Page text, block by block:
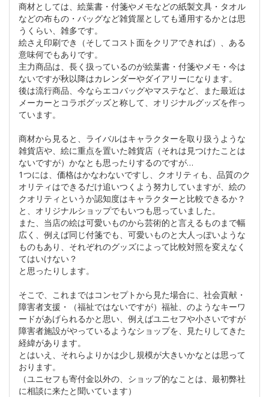
商材としては、絵葉書・付箋やメモなどの紙製文具・タオル
などの布もの・バッグなど雑貨屋としても通用するかとは思
うくらい、雑多です。
絵さえ印刷でき（そしてコスト面をクリアできれば）、ある
意味何でもありです。
主力商品は、長く扱っているのが絵葉書・付箋やメモ・今は
ないですが秋以降はカレンダーやダイアリーになります。
後は流行商品、今ならエコバッグやマステなど、また最近は
メーカーとコラボグッズと称して、オリジナルグッズを作っ
ています。
商材から見ると、ライバルはキャラクターを取り扱うような
雑貨店や、絵に重点を置いた雑貨店（それは見つけたことは
ないですが）かなとも思ったりするのですが…
1つには、価格はかなわないですし、クオリティも、品質のク
オリティはできるだけ追いつくよう努力していますが、絵の
クオリティというか認知度はキャラクターと比較できるか？
と、オリジナルショップでもいつも思っていました。
また、当店の絵は可愛いものから芸術的と言えるものまで幅
広く、例えば同じ付箋でも、可愛いものと大人っぽいような
ものもあり、それぞれのグッズによって比較対照を変えなく
てはいけない？
と思ったりします。
そこで、これまではコンセプトから見た場合に、社会貢献・
障害者支援・（福祉ではないですが）福祉、のようなキーワ
ードがあげられるかと思い、例えばユニセフや小さいですが
障害者施設がやっているようなショップを、見たりしてきた
経緯があります。
とはいえ、それらよりかは少し規模が大きいかなとは思って
おります。
（ユニセフも寄付金以外の、ショップ的なことは、最初弊社
に相談に来たと聞いています）